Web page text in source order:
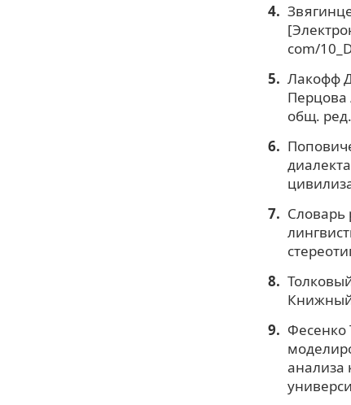
com/
Лакофф
Перцова
общ.
Словарь
Книжный
Фесенко
анализа